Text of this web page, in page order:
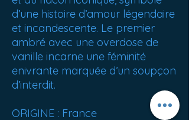
d’une histoire d’amour légendaire
et incandescente. Le premier
ambré avec une overdose de
vanille incarne une féminité
enivrante marquée d’un soupçon
d’interdit.
ORIGINE : France